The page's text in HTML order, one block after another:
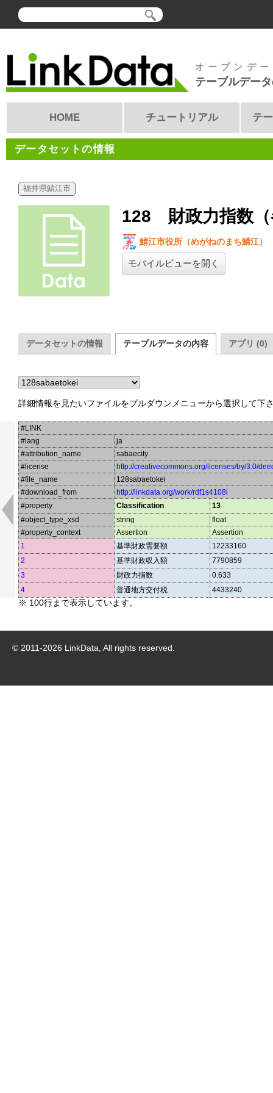
オープンデ
テーブルデー
HOME チュートリアル テ
データセットの情報
福井県鯖江市
128 財政力指数（
鯖江市役所（めがねのまち鯖江）
モバイルビューを開く
データセットの情報 テーブルデータの内容 アプリ (0)
詳細情報を見たいファイルをプルダウンメニューから選択して下
#LINK
#lang
ja
#attribution_name
sabaecity
#license
http://creativecommons.org/licenses/by/3.0/
#file_name
128sabaetokei
#download_from
http://linkdata.org/work/rdf1s4108i
#property
Classification
13
#object_type_xsd
string
float
#property_context
Assertion
Assertion
1
基準財政需要額
12233160
2
基準財政収入額
7790859
3
財政力指数
0.633
4
普通地方交付税 4433240
※ 100行まで表示しています。
© 2011-2026 LinkData, All rights reserved.